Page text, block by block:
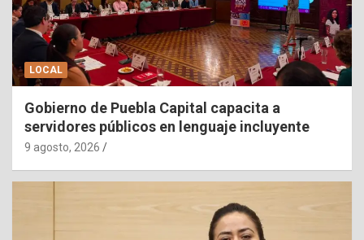
LOCAL
Gobierno de Puebla Capital capacita a
servidores públicos en lenguaje incluyente
9 agosto, 2026